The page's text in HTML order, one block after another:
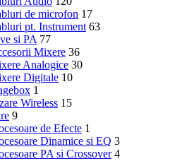
de microfon 17
pt. Instrument 63
si PA 77
Mixere 36
Analogice 30
Digitale 10
1
Wireless 15
9
de Efecte 1
Dinamice si EQ 3
PA si Crossover 4